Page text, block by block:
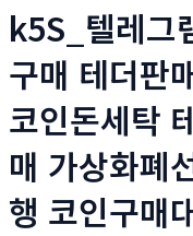
k5S_텔레
구매 테더판
코인돈세탁
매 가상화폐
행 코인구매